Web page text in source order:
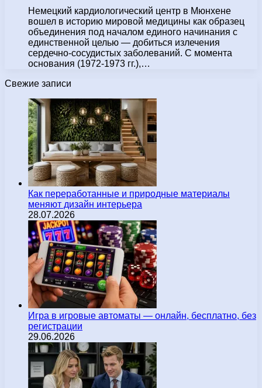
Немецкий кардиологический центр в Мюнхене
вошел в историю мировой медицины как образец
объединения под началом единого начинания с
единственной целью — добиться излечения
сердечно-сосудистых заболеваний. С момента
основания (1972-1973 гг.),…
Свежие записи
Как переработанные и природные материалы
меняют дизайн интерьера
28.07.2026
Игра в игровые автоматы — онлайн, бесплатно, без
регистрации
29.06.2026